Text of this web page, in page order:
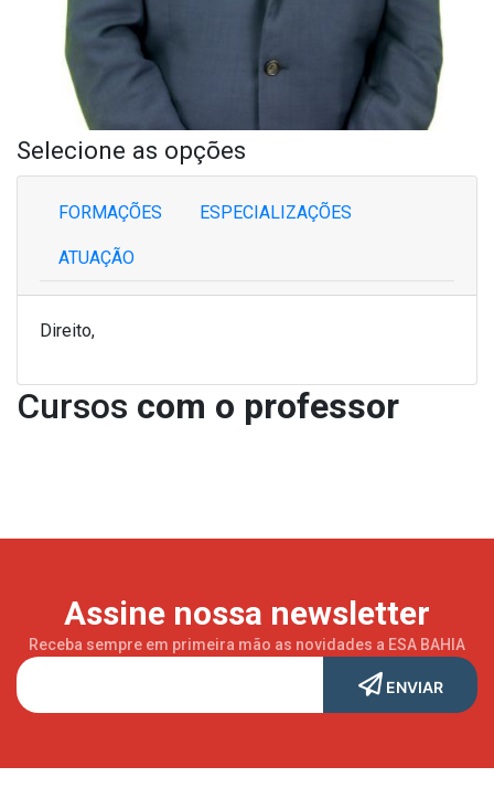
Selecione as opções
FORMAÇÕES ESPECIALIZAÇÕES
ATUAÇÃO
Direito,
Cursos com o professor
Assine nossa newsletter
Receba sempre em primeira mão as novidades a ESA BAHIA
ENVIAR